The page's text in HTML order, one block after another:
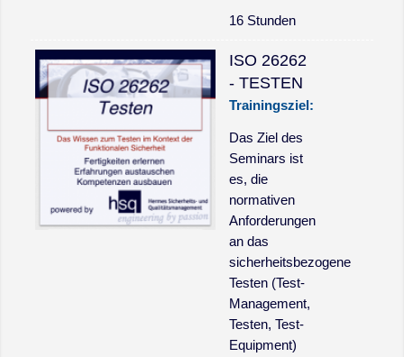
16 Stunden
ISO 26262
- TESTEN
Trainingsziel:
Das Ziel des
Seminars ist
es, die
normativen
Anforderungen
an das
sicherheitsbezogene
Testen (Test-
Management,
Testen, Test-
Equipment)